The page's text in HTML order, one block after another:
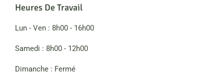
Heures De Travail
Lun - Ven : 8h00 - 16h00
Samedi : 8h00 - 12h00
Dimanche : Fermé